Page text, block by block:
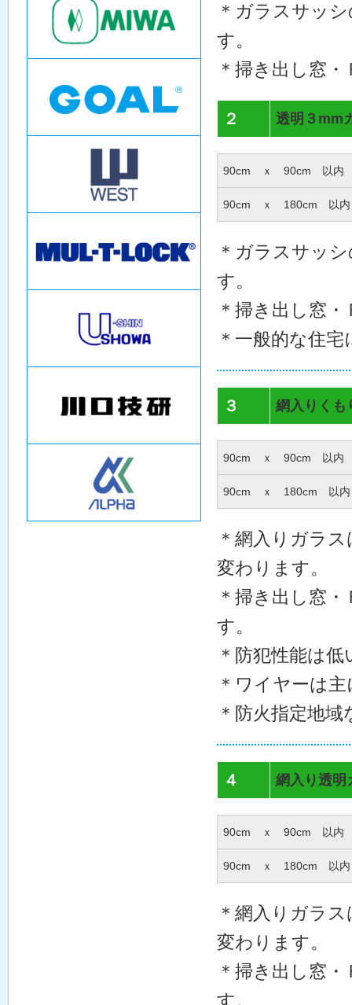
＊ガラスサッ
す。
＊掃き出し窓
２ 透明３mm
90cm ｘ 90cm 以内
90cm ｘ 180cm 以内
＊ガラスサッ
す。
＊掃き出し窓
＊一般的な住
３ 網入りく
90cm ｘ 90cm 以内
90cm ｘ 180cm 以内
＊網入りガラ
変わります。
＊掃き出し窓
す。
＊防犯性能は
＊ワイヤーは
＊防火指定地
４ 網入り透
90cm ｘ 90cm 以内
90cm ｘ 180cm 以内
＊網入りガラ
変わります。
＊掃き出し窓
す。